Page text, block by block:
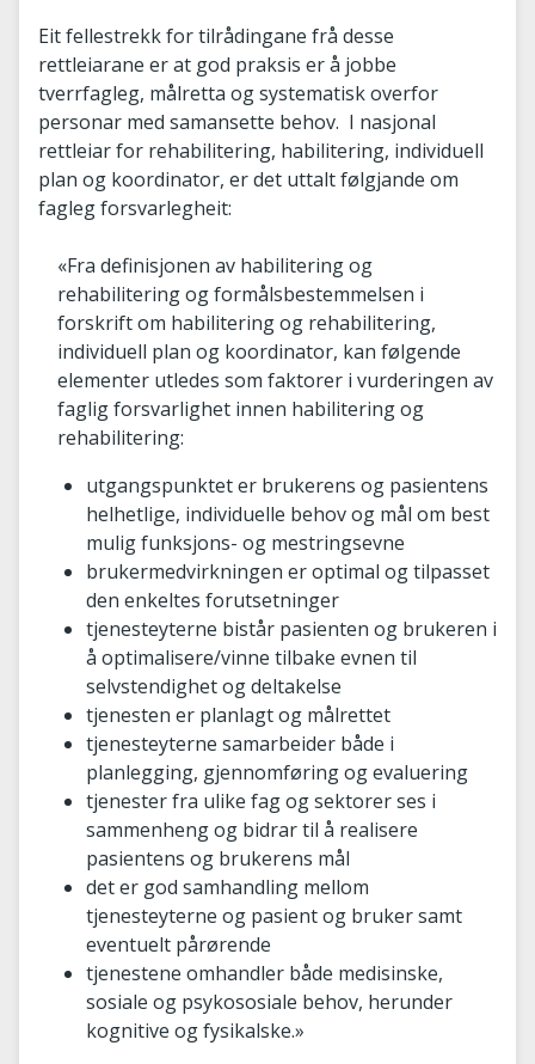
Eit fellestrekk for tilrådingane frå desse
rettleiarane er at god praksis er å jobbe
tverrfagleg, målretta og systematisk overfor
personar med samansette behov. I nasjonal
rettleiar for rehabilitering, habilitering, individuell
plan og koordinator, er det uttalt følgjande om
fagleg forsvarlegheit:
«Fra definisjonen av habilitering og
rehabilitering og formålsbestemmelsen i
forskrift om habilitering og rehabilitering,
individuell plan og koordinator, kan følgende
elementer utledes som faktorer i vurderingen av
faglig forsvarlighet innen habilitering og
rehabilitering:
utgangspunktet er brukerens og pasientens
helhetlige, individuelle behov og mål om best
mulig funksjons- og mestringsevne
brukermedvirkningen er optimal og tilpasset
den enkeltes forutsetninger
tjenesteyterne bistår pasienten og brukeren i
å optimalisere/vinne tilbake evnen til
selvstendighet og deltakelse
tjenesten er planlagt og målrettet
tjenesteyterne samarbeider både i
planlegging, gjennomføring og evaluering
tjenester fra ulike fag og sektorer ses i
sammenheng og bidrar til å realisere
pasientens og brukerens mål
det er god samhandling mellom
tjenesteyterne og pasient og bruker samt
eventuelt pårørende
tjenestene omhandler både medisinske,
sosiale og psykososiale behov, herunder
kognitive og fysikalske.»